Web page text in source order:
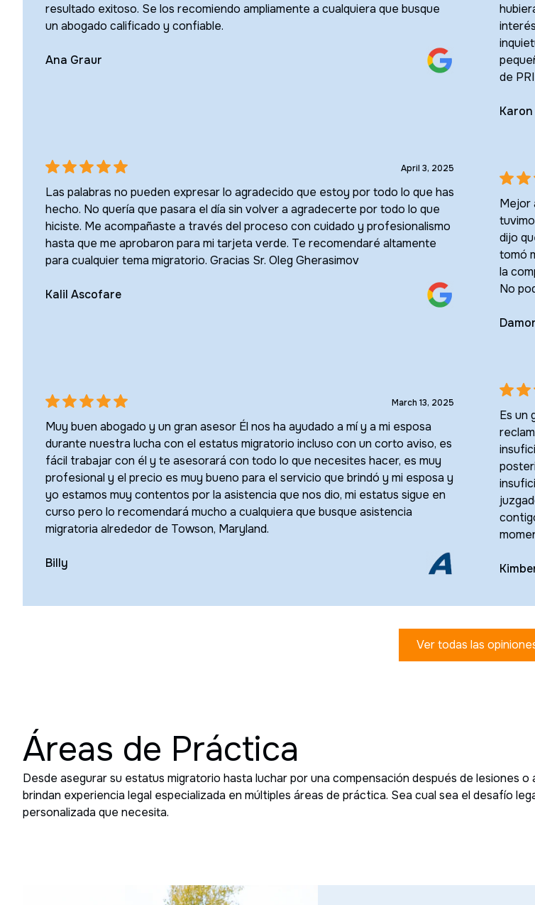
resultado exitoso. Se los recomiendo ampliamente a cualquiera que busque
un abogado calificado y confiable.
Ana Graur
April 3, 2025
Las palabras no pueden expresar lo agradecido que estoy por todo lo que has
hecho. No quería que pasara el día sin volver a agradecerte por todo lo que
hiciste. Me acompañaste a través del proceso con cuidado y profesionalismo
hasta que me aprobaron para mi tarjeta verde. Te recomendaré altamente
para cualquier tema migratorio. Gracias Sr. Oleg Gherasimov
Kalil Ascofare
March 13, 2025
Muy buen abogado y un gran asesor Él nos ha ayudado a mí y a mi esposa
durante nuestra lucha con el estatus migratorio incluso con un corto aviso, es
fácil trabajar con él y te asesorará con todo lo que necesites hacer, es muy
profesional y el precio es muy bueno para el servicio que brindó y mi esposa y
yo estamos muy contentos por la asistencia que nos dio, mi estatus sigue en
curso pero lo recomendará mucho a cualquiera que busque asistencia
migratoria alrededor de Towson, Maryland.
Billy
de
Mejor
dijo
tomó
la
No
Es un
Ver todas las
Áreas de Práctica
Desde asegurar su estatus migratorio hasta luchar por una compensación después de lesiones
brindan experiencia legal especializada en múltiples áreas de práctica. Sea cual sea el desafío
personalizada que necesita.